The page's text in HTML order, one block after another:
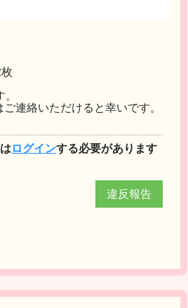
連絡いただけると幸いです。
ログインする必要があります
違反報告